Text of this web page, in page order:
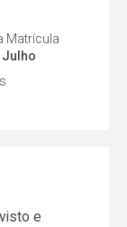
Matrícula
Julho
e